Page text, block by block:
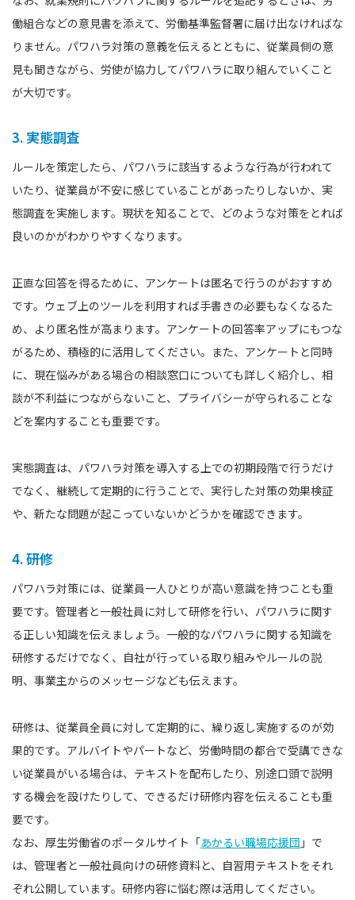
働組合などの意見書を添えて、労働基準監督署に届け出なければな
りません。パワハラ対策の意義を伝えるとともに、従業員側の意
見も聞きながら、労使が協力してパワハラに取り組んでいくこと
が大切です。
3. 実態調査
ルールを策定したら、パワハラに該当するような行為が行われて
いたり、従業員が不安に感じていることがあったりしないか、実
態調査を実施します。現状を知ることで、どのような対策をとれば
良いのかがわかりやすくなります。
正直な回答を得るために、アンケートは匿名で行うのがおすすめ
です。ウェブ上のツールを利用すれば手書きの必要もなくなるた
め、より匿名性が高まります。アンケートの回答率アップにもつな
がるため、積極的に活用してください。また、アンケートと同時
に、現在悩みがある場合の相談窓口についても詳しく紹介し、相
談が不利益につながらないこと、プライバシーが守られることな
どを案内することも重要です。
実態調査は、パワハラ対策を導入する上での初期段階で行うだけ
でなく、継続して定期的に行うことで、実行した対策の効果検証
や、新たな問題が起こっていないかどうかを確認できます。
4. 研修
パワハラ対策には、従業員一人ひとりが高い意識を持つことも重
要です。管理者と一般社員に対して研修を行い、パワハラに関す
る正しい知識を伝えましょう。一般的なパワハラに関する知識を
研修するだけでなく、自社が行っている取り組みやルールの説
明、事業主からのメッセージなども伝えます。
研修は、従業員全員に対して定期的に、繰り返し実施するのが効
果的です。アルバイトやパートなど、労働時間の都合で受講できな
い従業員がいる場合は、テキストを配布したり、別途口頭で説明
する機会を設けたりして、できるだけ研修内容を伝えることも重
要です。
なお、厚生労働省のポータルサイト「あかるい職場応援団 」で
は、管理者と一般社員向けの研修資料と、自習用テキストをそれ
ぞれ公開しています。研修内容に悩む際は活用してください。